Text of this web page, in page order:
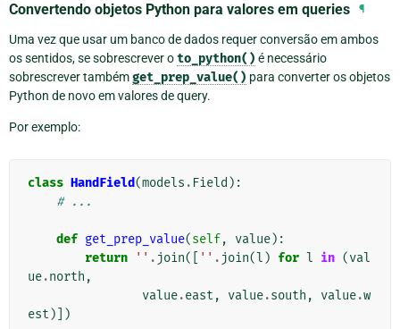
Convertendo objetos Python para valores em queries ¶
Uma vez que usar um banco de dados requer conversão em ambos
os sentidos, se sobrescrever oto_python() é necessário
sobrescrever tambémget_prep_value() para converter os objetos
Python de novo em valores de query.
Por exemplo:
class HandField(models . Field ):
# ...
def get_prep_value(self, value):
return
'' . join([ '' . join(l ) for l in (val
ue.north ,
value.east , value.south , value.w
est )])